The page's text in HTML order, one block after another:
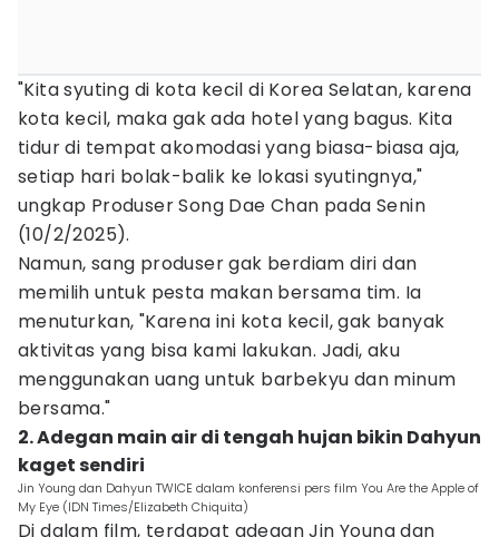
"Kita syuting di kota kecil di Korea Selatan, karena
kota kecil, maka gak ada hotel yang bagus. Kita
tidur di tempat akomodasi yang biasa-biasa aja,
setiap hari bolak-balik ke lokasi syutingnya,"
ungkap Produser Song Dae Chan pada Senin
(10/2/2025).
Namun, sang produser gak berdiam diri dan
memilih untuk pesta makan bersama tim. Ia
menuturkan, "Karena ini kota kecil, gak banyak
aktivitas yang bisa kami lakukan. Jadi, aku
menggunakan uang untuk barbekyu dan minum
bersama."
2. Adegan main air di tengah hujan bikin Dahyun
kaget sendiri
Jin Young dan Dahyun TWICE dalam konferensi pers film You Are the Apple of
My Eye (IDN Times/Elizabeth Chiquita)
Di dalam film, terdapat adegan Jin Young dan